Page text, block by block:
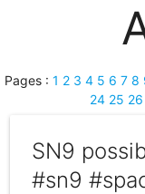
Pages : 1 2 3 4 5 6 7 8
24 25 26
SN9
#sn9